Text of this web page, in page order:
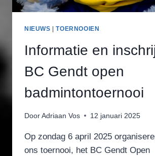
NIEUWS |TOERNOOIEN
Informatie en
BC Gendt open
badmintontoernooi
Door Adriaan Vos 12 januari 2025
Op zondag 6 april 2025
ons toernooi, het BC Gendt Open